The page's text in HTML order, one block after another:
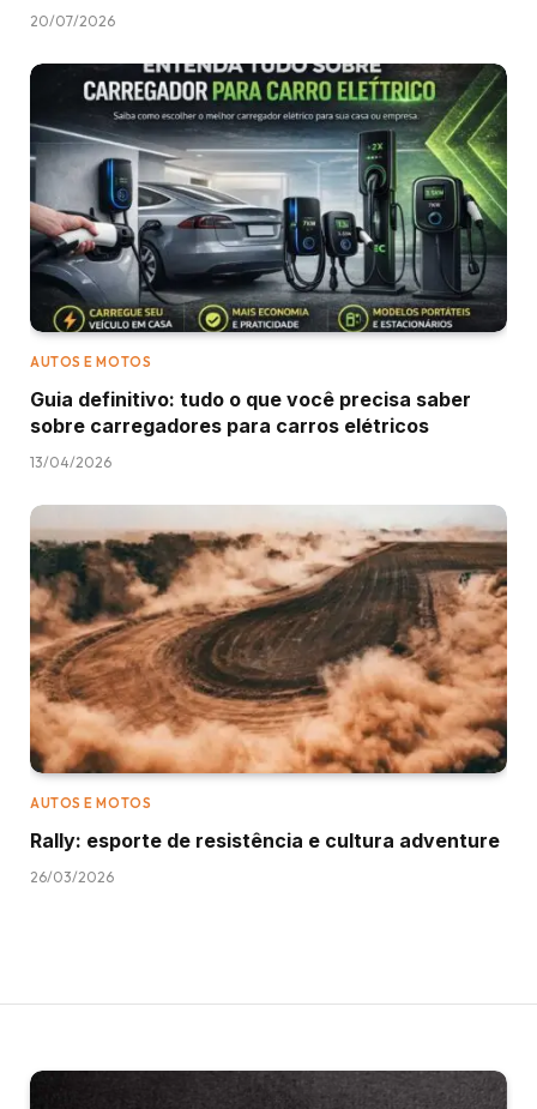
20/07/2026
AUTOS E MOTOS
Guia definitivo: tudo o que você precisa saber
sobre carregadores para carros elétricos
13/04/2026
AUTOS E MOTOS
Rally: esporte de resistência e cultura adventure
26/03/2026